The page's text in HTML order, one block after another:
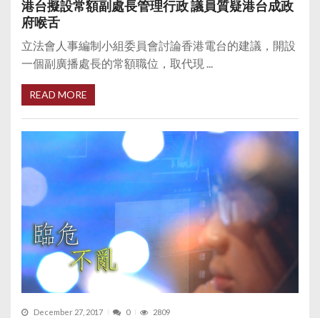
港台擬設常額副處長管理行政 議員質疑港台成政
府喉舌
立法會人事編制小組委員會討論香港電台的建議，開設
一個副廣播處長的常額職位，取代現 ...
READ MORE
December 27, 2017 0 2809